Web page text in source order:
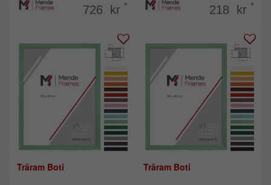
726 kr * 218 kr *
Träram Boti Träram Boti